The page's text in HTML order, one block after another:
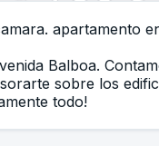
apartamento
Balboa.
sobre los
todo!